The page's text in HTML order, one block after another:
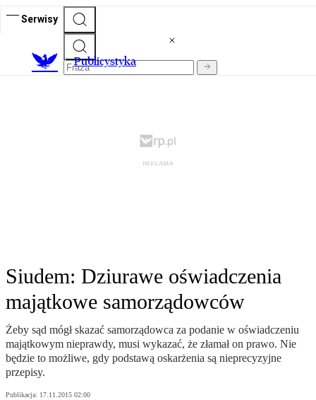
Serwisy
Publicystyka
Siudem: Dziurawe oświadczenia
majątkowe samorządowców
Żeby sąd mógł skazać samorządowca za podanie w oświadczeniu
majątkowym nieprawdy, musi wykazać, że złamał on prawo. Nie
będzie to możliwe, gdy podstawą oskarżenia są nieprecyzyjne
przepisy.
Publikacja: 17.11.2015 02:00